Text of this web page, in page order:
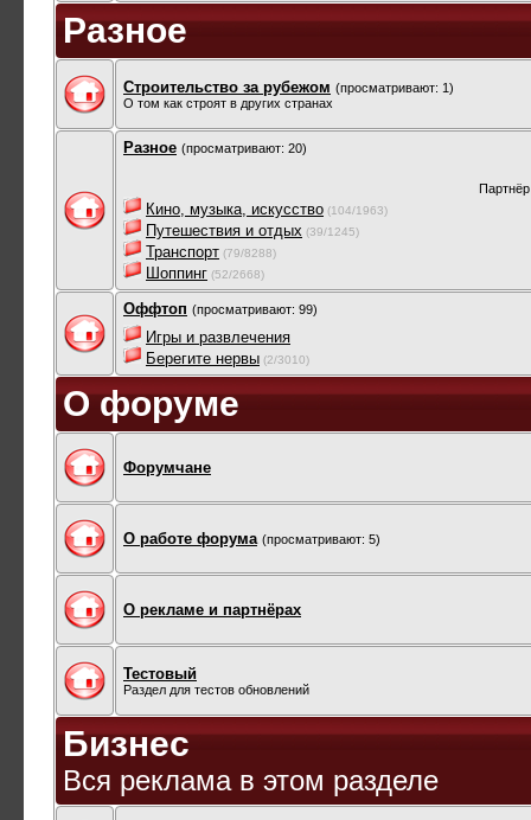
Разное
Строительство за рубежом (просматривают: 1)
О том как строят в других странах
Разное (просматривают: 20)
Кино, музыка, искусство (104/1963)
Путешествия и отдых (39/1245)
Транспорт (79/8288)
Шоппинг (52/2668)
Оффтоп (просматривают: 99)
Игры и развлечения
Берегите нервы (2/3010)
О форуме
Форумчане
О работе форума (просматривают: 5)
О рекламе и партнёрах
Тестовый
Раздел для тестов обновлений
Бизнес
Вся реклама в этом разделе